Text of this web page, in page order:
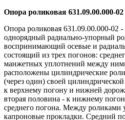
Опора роликовая 631.09.00.000-
Опора роликовая 631.09.00.000-02
однорядный радиально-упорный
воспринимающий осевые и
состоящий из трех погонов:
манжетных уплотнений между
расположены цилиндрические
(через один) своей
к верхнему погону и нижней
вторая половина - к нижнему
среднего погона. Между роликами
капроновые прокладки. Средний